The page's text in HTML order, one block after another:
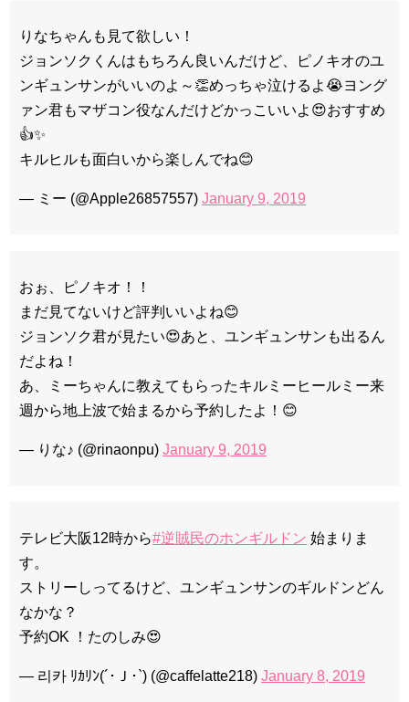
りなちゃんも見て欲しい！
ジョンソクくんはもちろん良いんだけど、ピノキオのユ
ンギュンサンがいいのよ～👏めっちゃ泣けるよ😭ヨング
ァン君もマザコン役なんだけどかっこいいよ😍おすすめ
👍✨
キルヒルも面白いから楽しんでね😊
— ミー (@Apple26857557) January 9, 2019
おぉ、ピノキオ！！
まだ見てないけど評判いいよね😊
ジョンソク君が見たい😍あと、ユンギュンサンも出るん
だよね！
あ、ミーちゃんに教えてもらったキルミーヒールミー来
週から地上波で始まるから予約したよ！😊
— りな♪ (@rinaonpu) January 9, 2019
テレビ大阪12時から#逆賊民のホンギルドン 始まりま
す。
ストリーしってるけど、ユンギュンサンのギルドンどん
なかな？
予約OK ！たのしみ😍
— 리카 ﾘｶﾘﾝ(´･Ｊ･`) (@caffelatte218) January 8, 2019